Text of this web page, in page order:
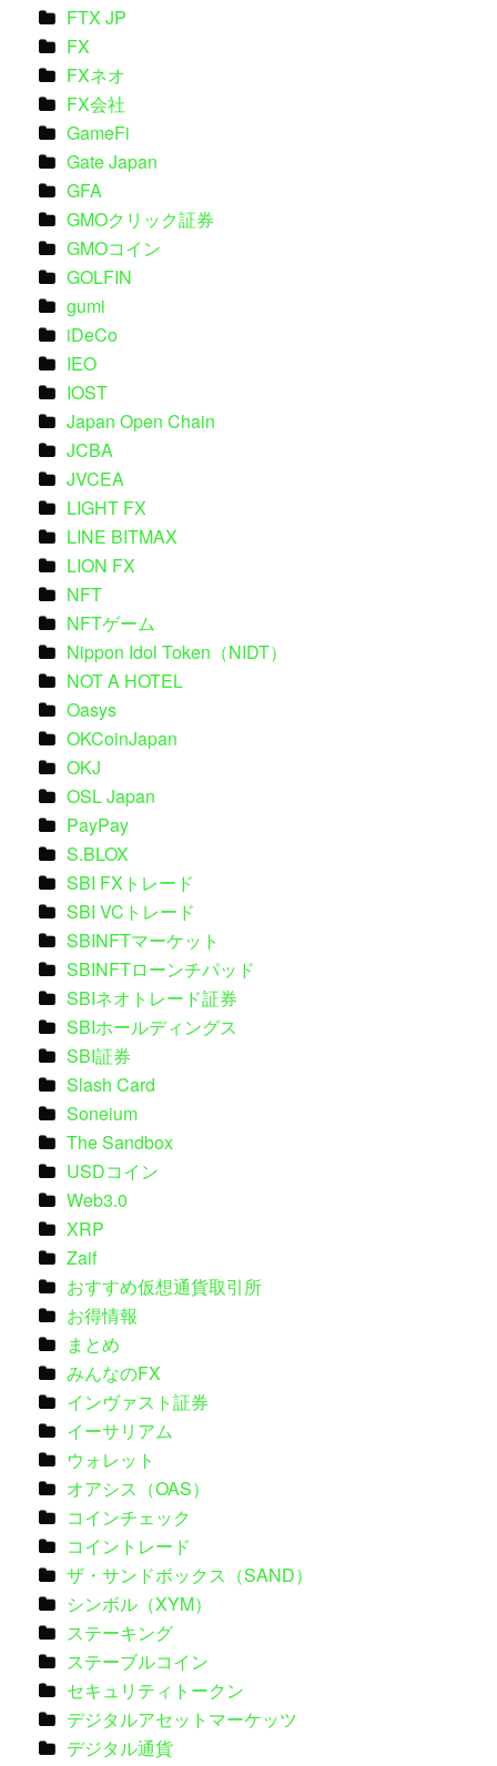
FTX JP
FX
FXネオ
FX会社
GameFi
Gate Japan
GFA
GMOクリック証券
GMOコイン
GOLFIN
gumi
iDeCo
IEO
IOST
Japan Open Chain
JCBA
JVCEA
LIGHT FX
LINE BITMAX
LION FX
NFT
NFTゲーム
Nippon Idol Token（NIDT）
NOT A HOTEL
Oasys
OKCoinJapan
OKJ
OSL Japan
PayPay
S.BLOX
SBI FXトレード
SBI VCトレード
SBINFTマーケット
SBINFTローンチパッド
SBIネオトレード証券
SBIホールディングス
SBI証券
Slash Card
Soneium
The Sandbox
USDコイン
Web3.0
XRP
Zaif
おすすめ仮想通貨取引所
お得情報
まとめ
みんなのFX
インヴァスト証券
イーサリアム
ウォレット
オアシス（OAS）
コインチェック
コイントレード
ザ・サンドボックス（SAND）
シンボル（XYM）
ステーキング
ステーブルコイン
セキュリティトークン
デジタルアセットマーケッツ
デジタル通貨